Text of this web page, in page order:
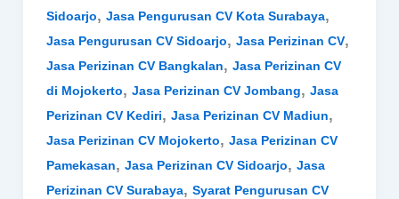
Sidoarjo, Jasa Pengurusan CV Kota Surabaya,
Jasa Pengurusan CV Sidoarjo, Jasa Perizinan CV,
Jasa Perizinan CV Bangkalan, Jasa Perizinan CV
di Mojokerto, Jasa Perizinan CV Jombang, Jasa
Perizinan CV Kediri, Jasa Perizinan CV Madiun,
Jasa Perizinan CV Mojokerto, Jasa Perizinan CV
Pamekasan, Jasa Perizinan CV Sidoarjo, Jasa
Perizinan CV Surabaya, Syarat Pengurusan CV